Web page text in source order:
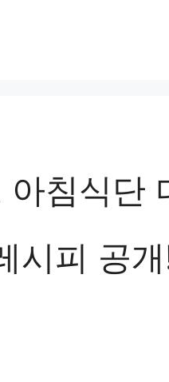
아침식단
시피 공